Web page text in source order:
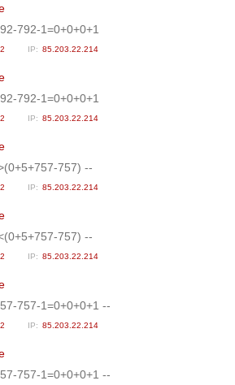
792-1=0+0+0+1
85.203.22.214
792-1=0+0+0+1
85.203.22.214
757) --
85.203.22.214
757) --
85.203.22.214
757-1=0+0+0+1 --
85.203.22.214
757-1=0+0+0+1 --